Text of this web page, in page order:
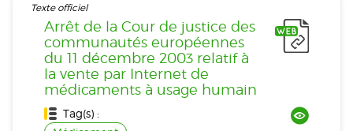
Texte officiel
Arrêt de la Cour de justice des
communautés européennes
du 11 décembre 2003 relatif à
la vente par Internet de
médicaments à usage humain
Tag(s) :